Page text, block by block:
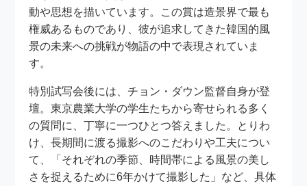
動や思想を描いています。この賞は造景界で最も
権威あるものであり、彼が追求してきた韓国的風
景の未来への挑戦が物語の中で表現されていま
す。
特別試写会後には、チョン・ダウン監督自身が登
壇。東京農業大学の学生たちから寄せられる多く
の質問に、丁寧に一つひとつ答えました。とりわ
け、長期間に渡る撮影へのこだわりや工夫につい
て、「それぞれの季節、時間帯による風景の美し
さを捉えるために6年かけて撮影した」など、具体